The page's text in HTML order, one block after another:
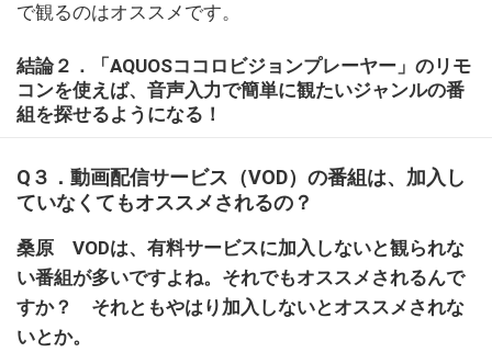
で観るのはオススメです。
結論２．「AQUOSココロビジョンプレーヤー」のリモ
コンを使えば、音声入力で簡単に観たいジャンルの番
組を探せるようになる！
Q３．動画配信サービス（VOD）の番組は、加入し
ていなくてもオススメされるの？
桑原 VODは、有料サービスに加入しないと観られな
い番組が多いですよね。それでもオススメされるんで
すか？ それともやはり加入しないとオススメされな
いとか。